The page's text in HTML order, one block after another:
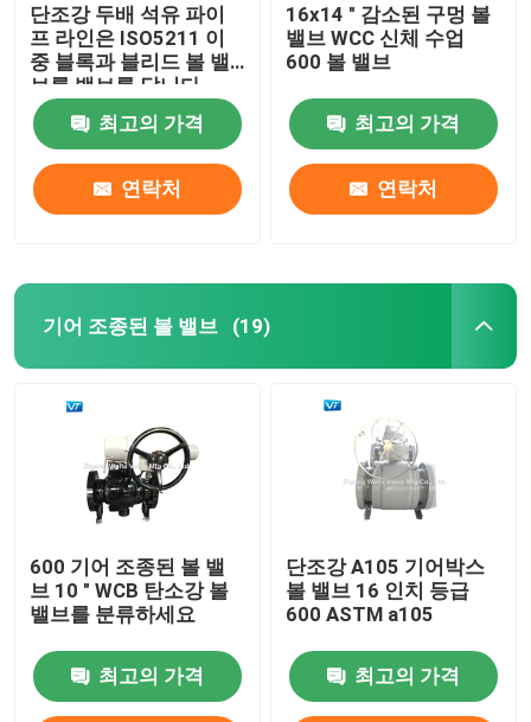
단조강 두배 석유 파이
프 라인은 ISO5211 이
중 블록과 블리드 볼 밸
브를 밸브를 답니다
최고의 가격
연락처
16x14 " 감소된 구멍 볼
밸브 WCC 신체 수업
600 볼 밸브
최고의 가격
연락처
기어 조종된 볼 밸브 (19)
600 기어 조종된 볼 밸
브 10 " WCB 탄소강 볼
밸브를 분류하세요
최고의 가격
단조강 A105 기어박스
볼 밸브 16 인치 등급
600 ASTM a105
최고의 가격